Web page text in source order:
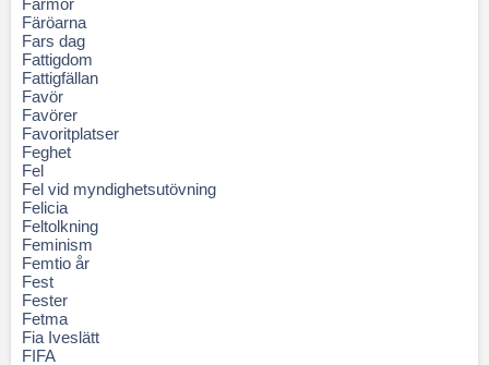
Farmor
Färöarna
Fars dag
Fattigdom
Fattigfällan
Favör
Favörer
Favoritplatser
Feghet
Fel
Fel vid myndighetsutövning
Felicia
Feltolkning
Feminism
Femtio år
Fest
Fester
Fetma
Fia Iveslätt
FIFA